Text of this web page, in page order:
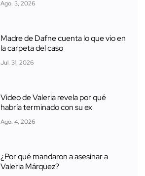
Ago. 3, 2026
Madre de Dafne cuenta lo que vio en
la carpeta del caso
Jul. 31, 2026
Video de Valeria revela por qué
habría terminado con su ex
Ago. 4, 2026
¿Por qué mandaron a asesinar a
Valeria Márquez?